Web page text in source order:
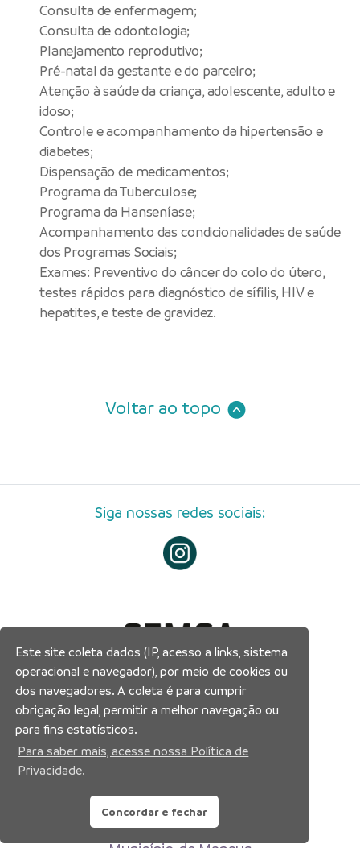
Consulta de enfermagem;
Consulta de odontologia;
Planejamento reprodutivo;
Pré-natal da gestante e do parceiro;
Atenção à saúde da criança, adolescente, adulto e
idoso;
Controle e acompanhamento da hipertensão e
diabetes;
Dispensação de medicamentos;
Programa da Tuberculose;
Programa da Hanseníase;
Acompanhamento das condicionalidades de saúde
dos Programas Sociais;
Exames: Preventivo do câncer do colo do útero,
testes rápidos para diagnóstico de sífilis, HIV e
hepatites, e teste de gravidez.
Voltar ao topo
Siga nossas redes sociais:
Prefeitura Municipal de Manaus
Este site coleta dados (IP, acesso a links, sistema
operacional e navegador), por meio de cookies ou
dos navegadores. A coleta é para cumprir
obrigação legal, permitir a melhor navegação ou
para fins estatísticos.
Para saber mais, acesse nossa Política de
Privacidade.
Concordar e fechar